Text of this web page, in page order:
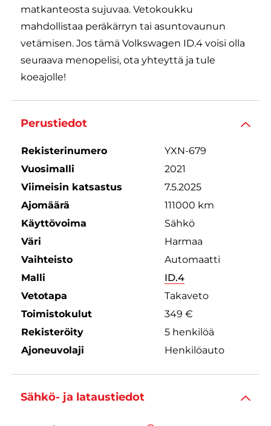
matkanteosta sujuvaa. Vetokoukku
mahdollistaa peräkärryn tai asuntovaunun
vetämisen. Jos tämä Volkswagen ID.4 voisi olla
seuraava menopelisi, ota yhteyttä ja tule
koeajolle!
Perustiedot
Rekisterinumero
YXN-679
Vuosimalli
2021
Viimeisin katsastus
7.5.2025
Ajomäärä
111000 km
Käyttövoima
Sähkö
Väri
Harmaa
Vaihteisto
Automaatti
Malli
ID.4
Vetotapa
Takaveto
Toimistokulut
349 €
Rekisteröity
5 henkilöä
Ajoneuvolaji
Henkilöauto
Sähkö- ja lataustiedot